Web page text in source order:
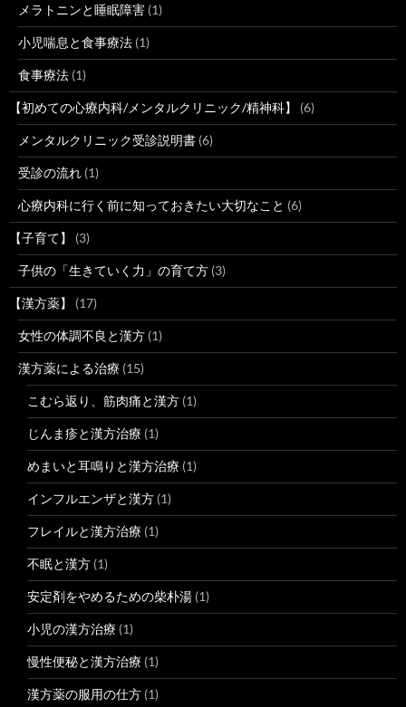
メラトニンと睡眠障害 (1)
小児喘息と食事療法 (1)
食事療法 (1)
【初めての心療内科/メンタルクリニック/精神科】 (6)
メンタルクリニック受診説明書 (6)
受診の流れ (1)
心療内科に行く前に知っておきたい大切なこと (6)
【子育て】 (3)
子供の「生きていく力」の育て方 (3)
【漢方薬】 (17)
女性の体調不良と漢方 (1)
漢方薬による治療 (15)
こむら返り、筋肉痛と漢方 (1)
じんま疹と漢方治療 (1)
めまいと耳鳴りと漢方治療 (1)
インフルエンザと漢方 (1)
フレイルと漢方治療 (1)
不眠と漢方 (1)
安定剤をやめるための柴朴湯 (1)
小児の漢方治療 (1)
慢性便秘と漢方治療 (1)
漢方薬の服用の仕方 (1)